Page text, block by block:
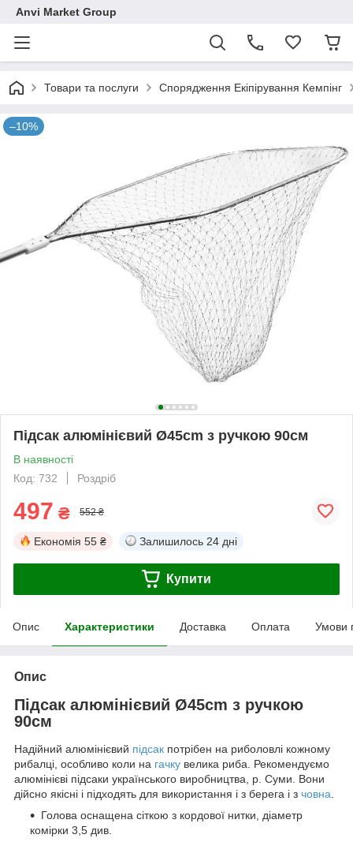
Anvi Market Group
Товари та послуги Спорядження Екіпірування Кемпінг
–10%
Підсак алюмінієвий Ø45cm з ручкою 90см
В наявності
Код: 732
Роздріб
497 ₴ 552 ₴
Економія 55 ₴ Залишилось 24 дні
Купити
Опис Характеристики Доставка Оплата Умови
Опис
Підсак алюмінієвий Ø45cm з ручкою
90см
Надійний алюмінієвий підсак потрібен на риболовлі кожному
рибалці, особливо коли на гачку велика риба. Рекомендуємо
алюмінієві підсаки українського виробництва, р. Суми. Вони
дійсно якісні і підходять для використання і з берега і з човна.
Голова оснащена сіткою з кордової нитки, діаметр
комірки 3,5 див.